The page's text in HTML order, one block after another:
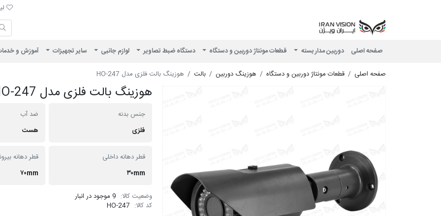
صفحه اصلی دوربین مدار بسته قطعات مونتاژ دوربین و دستگاه دستگاه ضبط تصاویر لوازم جانبی سایر تجهیزات آموزش و
صفحه اصلی قطعات مونتاژ دوربین و دستگاه هوزینگ دوربین بالت هوزینگ بالت فلزی مدل HO-247
هوزینگ بالت فلزی مدل HO-247
جنس بدنه
فلزی
ضد آب
هست
قطر دهانه داخلی
۳۰mm
قطر دهانه
۷۰mm
وضعیت کالا: 9 موجود در انبار
کد کالا: HO-247